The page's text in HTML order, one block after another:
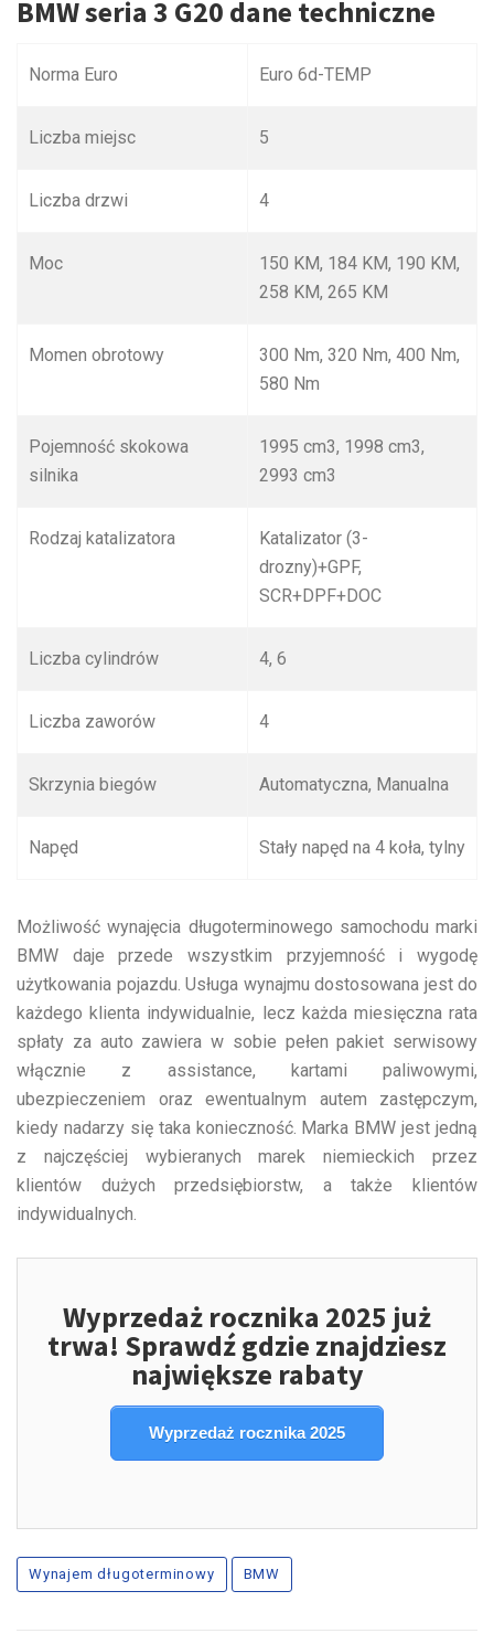
BMW seria 3 G20 dane techniczne
Norma Euro Euro 6d-TEMP
Liczba miejsc 5
Liczba drzwi 4
Moc
150 KM, 184 KM, 190 KM,
258 KM, 265 KM
Momen obrotowy
300 Nm, 320 Nm, 400 Nm,
580 Nm
Pojemność skokowa
silnika
1995 cm3, 1998 cm3,
2993 cm3
Rodzaj katalizatora
Katalizator (3-
drozny)+GPF,
SCR+DPF+DOC
Liczba cylindrów 4, 6
Liczba zaworów 4
Skrzynia biegów Automatyczna, Manualna
Napęd Stały napęd na 4 koła, tylny
Możliwość wynajęcia długoterminowego samochodu marki
BMW daje przede wszystkim przyjemność i wygodę
użytkowania pojazdu. Usługa wynajmu dostosowana jest do
każdego klienta indywidualnie, lecz każda miesięczna rata
spłaty za auto zawiera w sobie pełen pakiet serwisowy
włącznie z assistance, kartami paliwowymi,
ubezpieczeniem oraz ewentualnym autem zastępczym,
kiedy nadarzy się taka konieczność. Marka BMW jest jedną
z najczęściej wybieranych marek niemieckich przez
klientów dużych przedsiębiorstw, a także klientów
indywidualnych.
Wyprzedaż rocznika 2025 już
trwa! Sprawdź gdzie znajdziesz
największe rabaty
Wyprzedaż rocznika 2025
Wynajem długoterminowy BMW